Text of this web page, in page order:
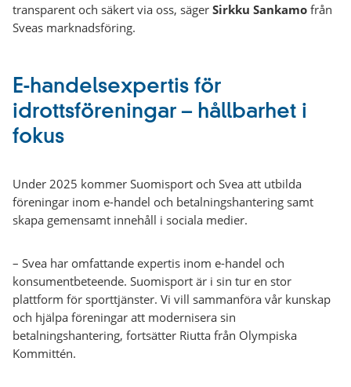
transparent och säkert via oss, säger Sirkku Sankamo från
Sveas marknadsföring.
E-handelsexpertis för
idrottsföreningar – hållbarhet i
fokus
Under 2025 kommer Suomisport och Svea att utbilda
föreningar inom e-handel och betalningshantering samt
skapa gemensamt innehåll i sociala medier.
– Svea har omfattande expertis inom e-handel och
konsumentbeteende. Suomisport är i sin tur en stor
plattform för sporttjänster. Vi vill sammanföra vår kunskap
och hjälpa föreningar att modernisera sin
betalningshantering, fortsätter Riutta från Olympiska
Kommittén.